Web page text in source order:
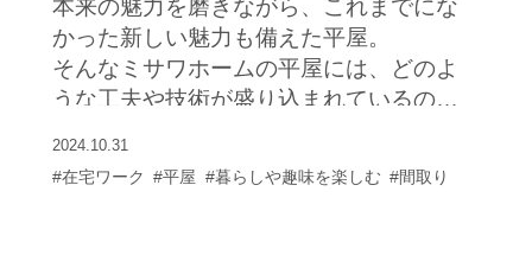
本来の魅力を磨きながら、これまでにな
かった新しい魅力も備えた平屋。
そんなミサワホームの平屋には、どのよ
うな工夫や技術が盛り込まれているのだ
のポイントを具体的に見ていこう。
2024.10.31
#在宅ワーク #平屋 #暮らしや趣味を楽しむ #間取り